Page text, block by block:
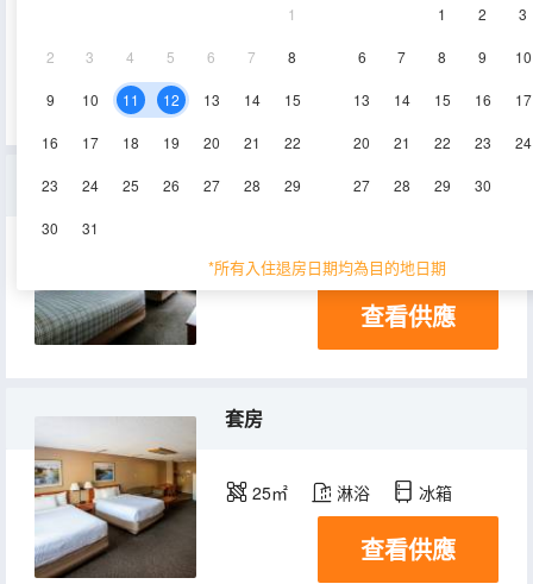
1
2 3 4 5 6 7 8
9 10 11 12 13 14 15
16 17 18 19 20 21 22
23 24 25 26 27 28 29
30 31
1
2 3
6 7 8 9 10
13 14 15 16 17
20 21 22 23 24
27 28 29 30
*所有入住退房日期均為目的地日期
豪華房
30㎡ 淋浴 冰箱
查看供應
套房
25㎡ 淋浴 冰箱
查看供應